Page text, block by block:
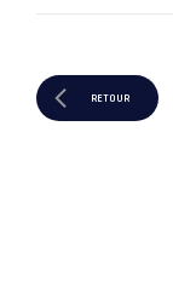
RETOUR